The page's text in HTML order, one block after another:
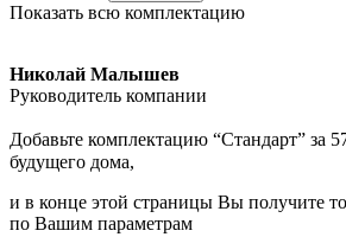
Показать всю комплектацию
Николай Малышев
Руководитель компании
Добавьте комплектацию “Стандарт” за
будущего дома,
и в конце этой страницы Вы получите
по Вашим параметрам